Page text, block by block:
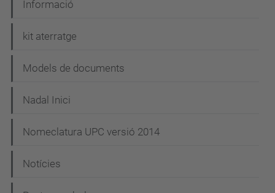
Informació
kit aterratge
Models de documents
Nadal Inici
Nomeclatura UPC versió 2014
Notícies